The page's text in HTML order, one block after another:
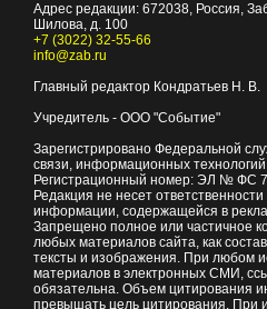
Адрес редакции: 672038, Россия,
Шилова, д. 100
+7 (3022) 32-55-66
info@zab.ru
Главный редактор Кондратьев Н. В.
Учредитель - ООО "Событие"
Зарегистрировано Федеральной
связи, информационных
Регистрационный номер: ЭЛ № ФС
Редакция не несет
информации, содержащейся в
Запрещено полное или частичное
любых материалов сайта, как
тексты и изображения. При любом
материалов в электронных СМИ,
обязательна. Объем цитирования
превышать цель цитирования. При